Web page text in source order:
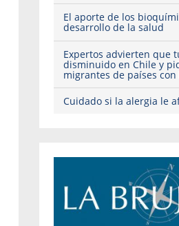
El aporte de los
desarrollo de la salud
Expertos advierten que
disminuido en Chile y
migrantes de países
Cuidado si la alergia le